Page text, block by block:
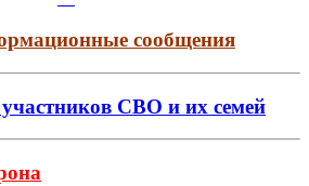
сообщения
СВО и их семей